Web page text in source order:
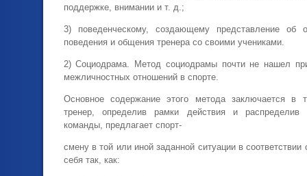
поддержке, внимании и т. д.;
3) поведенческому, создающему представление об
поведения и общения тренера со своими учениками.
2) Социодрама. Метод социодрамы почти не нашел
межличностных отношений в спорте.
Основное содержание этого метода заключается в
тренер, определив рамки действия и
команды, предлагает спорт-
смену в той или иной заданной ситуации в
себя так, как: